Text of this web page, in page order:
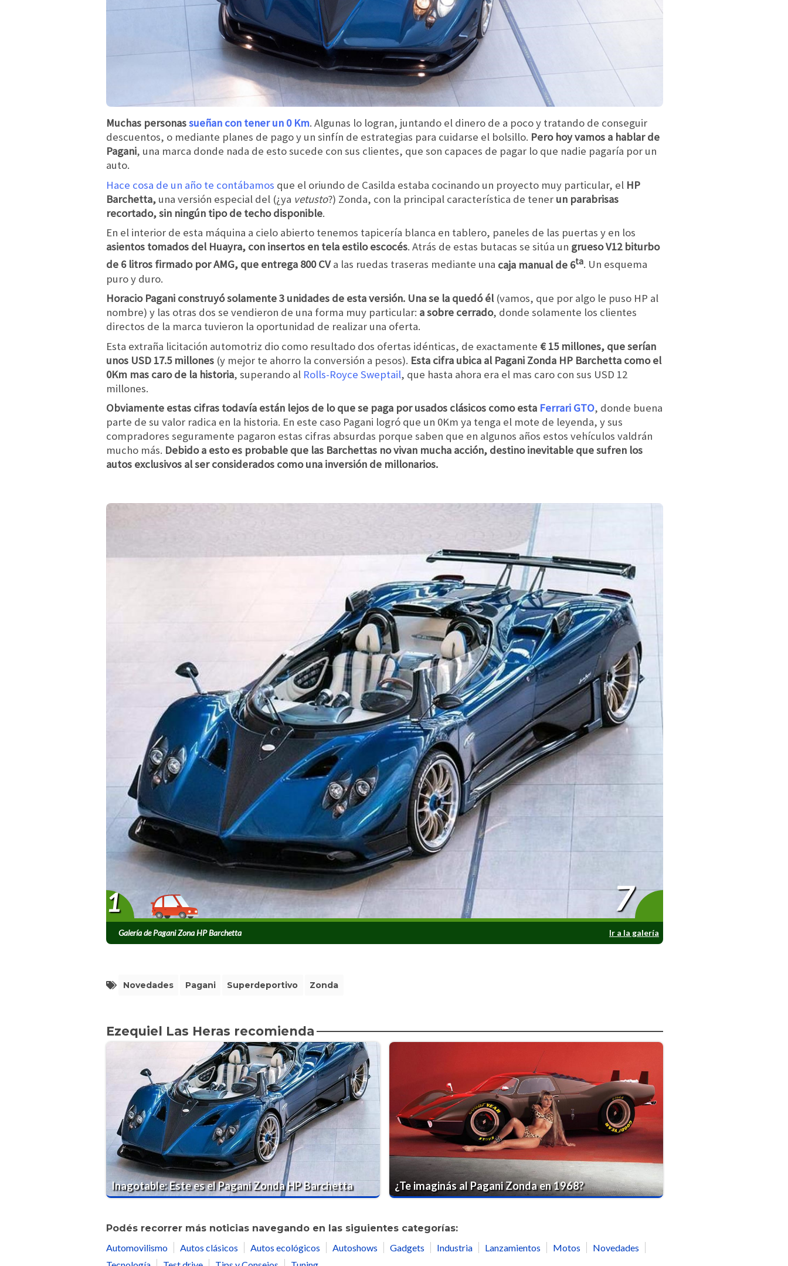
Muchas personassueñan con tener un 0 Km. Algunas lo logran, juntando el dinero de a poco y tratando de conseguir
descuentos, o mediante planes de pago y un sinfín de estrategias para cuidarse el bolsillo. Pero hoy vamos a hablar de
Pagani, una marca donde nada de esto sucede con sus clientes, que son capaces de pagar lo que nadie pagaría por un
auto.
Hace cosa de un año te contábamos que el oriundo de Casilda estaba cocinando un proyecto muy particular, el HP
Barchetta, una versión especial del (¿ya vetusto?) Zonda, con la principal característica de tener un parabrisas
recortado, sin ningún tipo de techo disponible.
En el interior de esta máquina a cielo abierto tenemos tapicería blanca en tablero, paneles de las puertas y en los
asientos tomados del Huayra, con insertos en tela estilo escocés. Atrás de estas butacas se sitúa un grueso V12 biturbo
de 6 litros firmado por AMG, que entrega 800 CVa las ruedas traseras mediante una caja manual de 6ta. Un esquema
puro y duro.
Horacio Pagani construyó solamente 3 unidades de esta versión. Una se la quedó él (vamos, que por algo le puso HP al
nombre) y las otras dos se vendieron de una forma muy particular: a sobre cerrado, donde solamente los clientes
directos de la marca tuvieron la oportunidad de realizar una oferta.
Esta extraña licitación automotriz dio como resultado dos ofertas idénticas, de exactamente € 15 millones, que serían
unos USD 17.5 millones (y mejor te ahorro la conversión a pesos). Esta cifra ubica al Pagani Zonda HP Barchetta como el
0Km mas caro de la historia, superando al Rolls-Royce Sweptail, que hasta ahora era el mas caro con sus USD 12
millones.
Obviamente estas cifras todavía están lejos de lo que se paga por usados clásicos como esta Ferrari GTO, donde buena
parte de su valor radica en la historia. En este caso Pagani logró que un 0Km ya tenga el mote de leyenda, y sus
compradores seguramente pagaron estas cifras absurdas porque saben que en algunos años estos vehículos valdrán
mucho más. Debido a esto es probable que las Barchettas no vivan mucha acción, destino inevitable que sufren los
autos exclusivos al ser considerados como una inversión de millonarios.
Galería de Pagani Zona HP Barchetta Ir a la galería
1 7
Novedades Pagani Superdeportivo Zonda
Ezequiel Las Heras recomienda
Inagotable: Este es el Pagani Zonda HP Barchetta ¿Te imaginás al Pagani Zonda en 1968?
Podés recorrer más noticias navegando en las siguientes categorías:
Automovilismo
Autos clásicos Autos ecológicos Autoshows Gadgets Industria Lanzamientos Motos
Novedades